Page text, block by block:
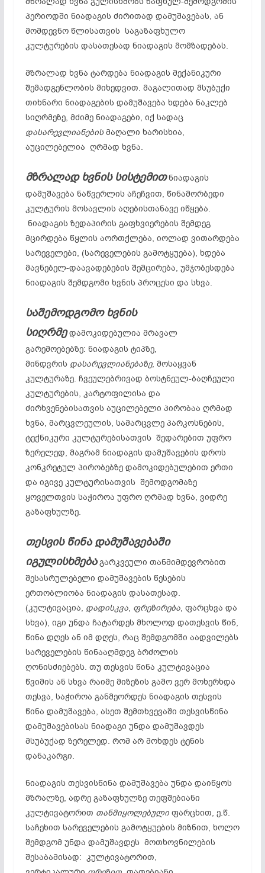
პერიოდში ნიადაგის ძირითად დამუშავებას, ან
მომდევნო წლისათვის საგაზაფხულო
კულტურების დასათესად ნიადაგის მომზადებას.
მზრალად ხვნა ტარდება ნიადაგის მექანიკური
შემადგენლობის მიხედვით. მაგალითად მსუბუქი
თიხნარი ნიადაგების დამუშავება ხდება ნაკლებ
სიღრმეზე, მძიმე ნიადაგები, იქ სადაც
დასარევლიანებისმაღალი ხარისხია,
აუცილებელია ღრმად ხვნა.
მზრალად ხვნის სისტემითნიადაგის
დამუშავება ნაწვერლის აჩეჩვით, წინამორბედი
კულტურის მოსავლის აღებისთანავე იწყება.
ნიადაგის ზედაპირის გაფხვიერების შემდეგ
მცირდება წყლის აორთქლება, იოლად ვითარდება
სარეველები, (სარეველების გამოტყუება), ხდება
მავნებელ-დაავადებების შემცირება, უმჯობესდება
ნიადაგის შემდგომი ხვნის პროცესი და სხვა.
საშემოდგომო ხვნის
სიღრმედამოკიდებულია მრავალ
გარემოებებზე: ნიადაგის ტიპზე,
მინდვრის დასარევლიანებაზე, მოსაყვან
კულტურაზე. ჩვეულებრივად ბოსტნეულ-ბაღჩეული
კულტურების, კარტოფილისა და
ძირხვენებისათვის აუცილებელი პირობაა ღრმად
ხვნა, მარცვლეულის, სამარცვლე პარკოსნების,
ტექნიკური კულტურებისათვის შედარებით უფრო
ზერელედ, მაგრამ ნიადაგის დამუშავების დროს
კონკრეტულ პირობებზე დამოკიდებულებით ერთი
და იგივე კულტურისათვის შემოდგომაზე
ყოველთვის საჭიროა უფრო ღრმად ხვნა, ვიდრე
გაზაფხულზე.
თესვის წინა დამუშავებაში
იგულისხმებაგარკვეული თანმიმდევრობით
შესასრულებელი დამუშავების წესების
ერთობლიობა ნიადაგის დასათესად.
(კულტივაცია, დადისკვა, ფრეზირება, ფარცხვა და
სხვა), იგი უნდა ჩატარდეს მხოლოდ დათესვის წინ,
წინა დღეს ან იმ დღეს, რაც შემდგომში აადვილებს
სარეველების წინააღმდეგ ბრძოლის
ღონისძიებებს. თუ თესვის წინა კულტივაცია
წვიმის ან სხვა რაიმე მიზეზის გამო ვერ მოხერხდა
თესვა, საჭიროა განმეორდეს ნიადაგის თესვის
წინა დამუშავება, ასეთ შემთხვევაში თესვისწინა
დამუშავებისას ნიადაგი უნდა დამუშავდეს
მსუბუქად ზერელედ. რომ არ მოხდეს ტენის
დანაკარგი.
ნიადაგის თესვისწინა დამუშავება უნდა დაიწყოს
მზრალზე, ადრე გაზაფხულზე თეფშებიანი
კულტივატორით თანმიყოლებულიფარცხით, ე.წ.
საჩეხით სარეველების გამოტყუების მიზნით, ხოლო
შემდგომ უნდა დამუშავდეს მოთხოვნილების
შესაბამისად: კულტივატორით,